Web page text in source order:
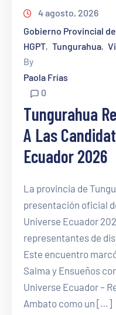
4 agosto, 2026
Gobierno Provincial
HGPT‚ Tungurahua‚
By
Paola Frías
0
Tungurahua
A Las
Ecuador 2026
La provincia de
presentación oficial
Universe Ecuador
representantes de
Este encuentro
Salma y Ensueños
Universe Ecuador –
Ambato como un […]